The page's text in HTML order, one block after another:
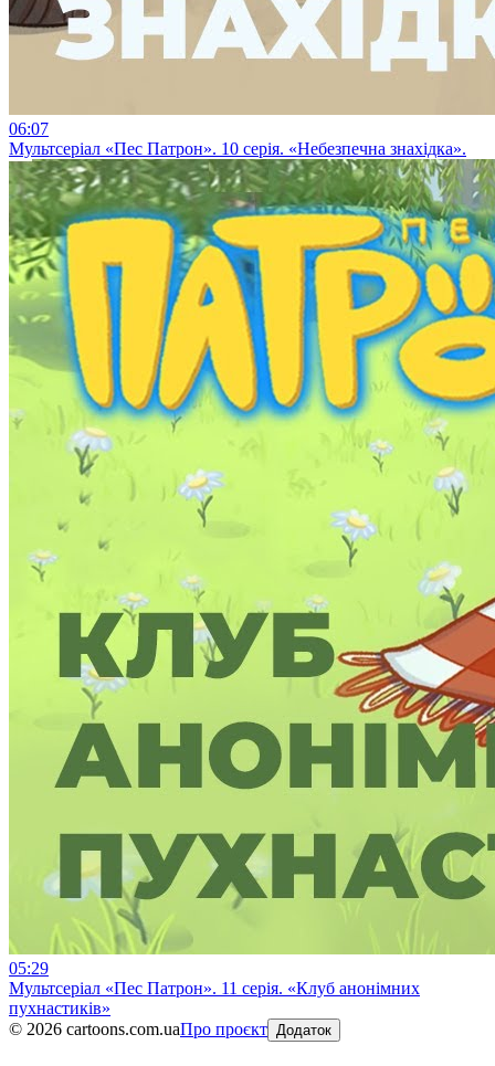
06:07
Мультсеріал «Пес Патрон». 10 серія. «Небезпечна знахідка».
05:29
Мультсеріал «Пес Патрон». 11 серія. «Клуб анонімних
пухнастиків»
© 2026 cartoons.com.uaПро проєкт Додаток